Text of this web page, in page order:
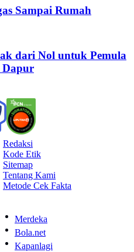
Sampai Rumah
dari Nol untuk Pemula
Dapur
Redaksi
Kode Etik
Sitemap
Tentang Kami
Metode Cek Fakta
Merdeka
Bola.net
Kapanlagi